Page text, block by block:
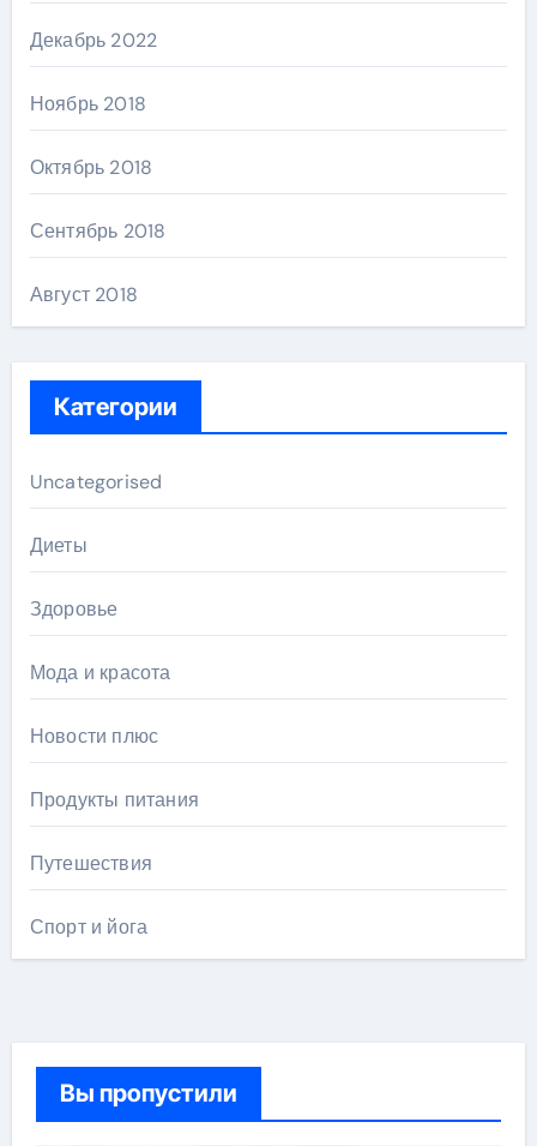
Декабрь 2022
Ноябрь 2018
Октябрь 2018
Сентябрь 2018
Август 2018
Категории
Uncategorised
Диеты
Здоровье
Мода и красота
Новости плюс
Продукты питания
Путешествия
Спорт и йога
Вы пропустили